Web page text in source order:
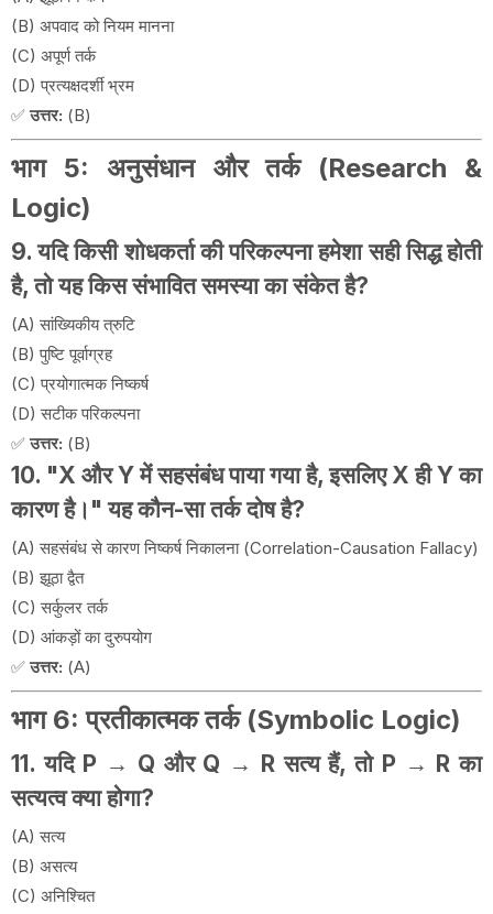
(B) अपवाद को नियम मानना
(C) अपूर्ण तर्क
(D) प्रत्यक्षदर्शी भ्रम
✅उत्तर: (B)
भाग 5: अनुसंधान और तर्क (Research &
Logic)
9. यदि किसी शोधकर्ता की परिकल्पना हमेशा सही सिद्ध होती
है, तो यह किस संभावित समस्या का संकेत है?
(A) सांख्यिकीय त्रुटि
(B) पुष्टि पूर्वाग्रह
(C) प्रयोगात्मक निष्कर्ष
(D) सटीक परिकल्पना
✅उत्तर: (B)
10. "X और Y में सहसंबंध पाया गया है, इसलिए X ही Y का
कारण है।" यह कौन-सा तर्क दोष है?
(A) सहसंबंध से कारण निष्कर्ष निकालना (Correlation-Causation Fallacy)
(B) झूठा द्वैत
(C) सर्कुलर तर्क
(D) आंकड़ों का दुरुपयोग
✅उत्तर: (A)
भाग 6: प्रतीकात्मक तर्क (Symbolic Logic)
11. यदि P → Q और Q → R सत्य हैं, तो P → R का
सत्यत्व क्या होगा?
(A) सत्य
(B) असत्य
(C) अनिश्चित